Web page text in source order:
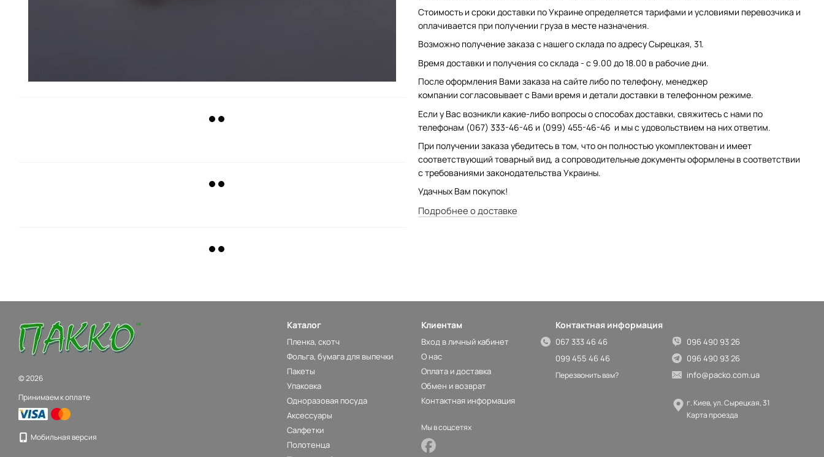
Стоимость и сроки доставки по Украине определяется тарифами и условиями перевозчика и
оплачивается при получении груза в месте назначения.
Возможно получение заказа с нашего склада по адресу Сырецкая, 31.
Время доставки и получения со склада - с 9.00 до 18.00 в рабочие дни.
После оформления Вами заказа на сайте либо по телефону, менеджер
компании согласовывает с Вами время и детали доставки в телефонном режиме.
Если у Вас возникли какие-либо вопросы о способах доставки, свяжитесь с нами по
телефонам (067) 333-46-46 и (099) 455-46-46 и мы с удовольствием на них ответим.
При получении заказа убедитесь в том, что он полностью укомплектован и имеет
соответствующий товарный вид, а сопроводительные документы оформлены в соответствии
с требованиями законодательства Украины.
Удачных Вам покупок!
Подробнее о доставке
© 2026
Принимаем к оплате
Мобильная версия
Каталог
Пленка, скотч
Фольга, бумага для выпечки
Пакеты
Упаковка
Одноразовая посуда
Аксессуары
Салфетки
Полотенца
Клиентам
Вход в личный кабинет
О нас
Оплата и доставка
Обмен и возврат
Контактная информация
Мы в соцсетях
Контактная информация
067 333 46 46
099 455 46 46
Перезвонить вам?
096 490 93 26
096 490 93 26
info@packo.com.ua
г. Киев, ул. Сырецкая, 31
Карта проезда